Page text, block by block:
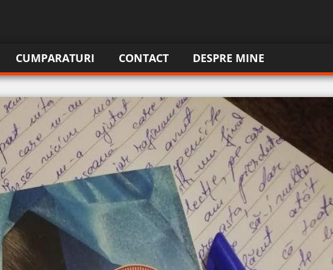
CUMPARATURI CONTACT DESPRE MINE